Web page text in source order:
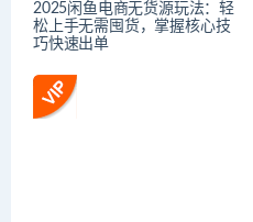
2025闲鱼电商无货源玩法：轻
松上手无需囤货，掌握核心技
巧快速出单